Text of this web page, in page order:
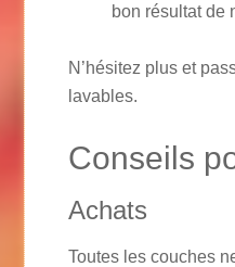
bon résultat de
N’hésitez plus et
lavables.
Conseils
Achats
Toutes les couches